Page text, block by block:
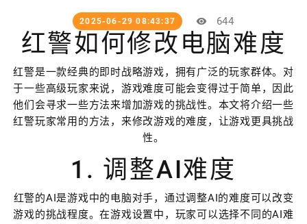
2025-06-29 08:43:37 644
红警如何修改电脑难度
红警是一款经典的即时战略游戏，拥有广泛的玩家群体。对
于一些高级玩家来说，游戏难度可能会变得过于简单，因此
他们会寻求一些方法来增加游戏的挑战性。本文将介绍一些
红警玩家常用的方法，来修改游戏的难度，让游戏更具挑战
性。
1. 调整AI难度
红警的AI是游戏中的电脑对手，通过调整AI的难度可以改变
游戏的挑战程度。在游戏设置中，玩家可以选择不同的AI难